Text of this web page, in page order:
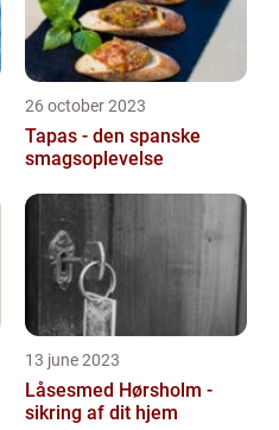
26 october 2023
Tapas - den spanske
smagsoplevelse
13 june 2023
Låsesmed Hørsholm -
sikring af dit hjem